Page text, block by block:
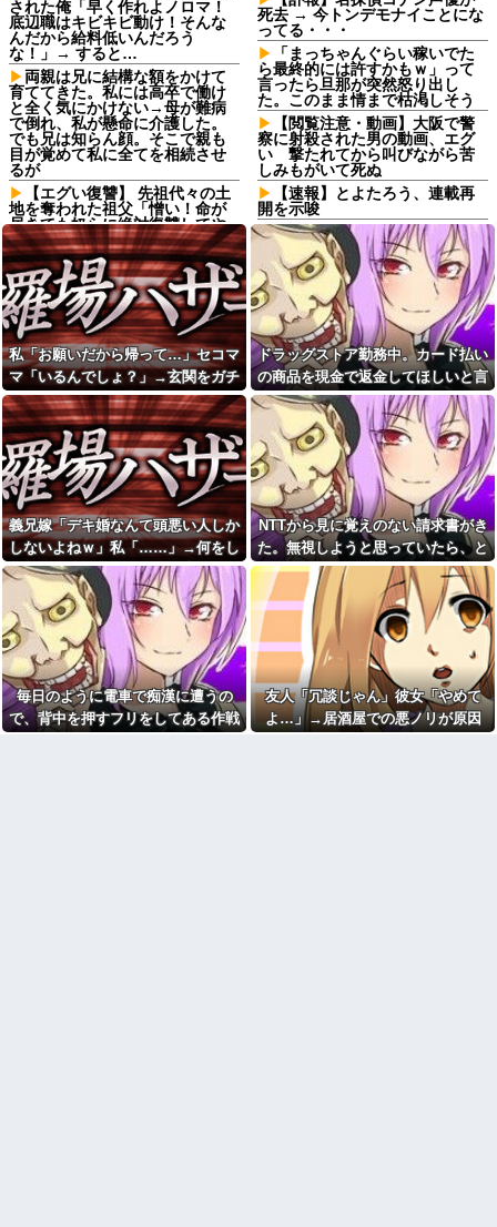
された俺「早く作れよノロマ！
底辺職はキビキビ動け！そんな
んだから給料低いんだろう
な！」→ すると…
両親は兄に結構な額をかけて
育ててきた。私には高卒で働け
と全く気にかけない→母が難病
で倒れ、私が懸命に介護した。
でも兄は知らん顔。そこで親も
目が覚めて私に全てを相続させ
るが
【エグい復讐】 先祖代々の土
地を奪われた祖父「憎い！命が
尽きても奴らに絶対復讐してや
る！！」→祖父が亡くなりその
土地に焼肉屋が建ったが、不幸
が次々おこり…
子供達のリクエストでシーフ
ードカレーを作り子供達とハフ
ハフしていたら帰宅した夫がキ
レるキレる。夫「俺がシーフー
ド嫌いなの知っているだろう...
ドラッグストア勤務中。カー
ド払いの商品を現金で返金して
ほしいと言い張る女性客。断っ
ても引き下がらず、その後まさ
かの展開に…
未成年の女の子が何故ネット
で知り合ったオッサンに安々と
騙されて会ってしまうか疑問だ
った
親の借金のカタに17歳でもぐ
りの消費者金融社長の愛人にな
った。その後25歳で1000万円を
渡されマンションへ移された直
後、社長が…
アルバイトの教育で悩んで
る。その人はマニュアルを暗記
して機械のように繰り返すロボ
ットタイプ
Aママ「この辺に住んでるの？
旦那さんってお医者さん？」私
「違いますけど…」→住所を知
られたことから面倒なことに…
死去 → 今トンデモナイことにな
ってる・・・
「まっちゃんぐらい稼いでた
ら最終的には許すかもｗ」って
言ったら旦那が突然怒り出し
た。このまま情まで枯渇しそう
【閲覧注意・動画】大阪で警
察に射殺された男の動画、エグ
い 撃たれてから叫びながら苦
しみもがいて死ぬ
【速報】とよたろう、連載再
開を示唆
「強いおっさんキャラ（年齢
40～50代）」はよくいるけど
「強いおばさん」はいない…他
最近、友人から距離を取られ
てる理由が判明。不倫がバレて
た。
住宅街を歩いていたら小１女
児に泣きながら抱きつかれた。
鍵っ子のピンチに付き添い30
分…無事にお母さんが現れる
も、後から襲ってきた「不審者
扱いの恐怖」←親切心が裏目に
出るかもしれない世の中怖すぎ
る
【速報】専門家「イオンモー
ル熊本の爆心地に”こんなも
の”があったんだけど…」
家購入に「ダメダメ！」と猛
反対するトメに「あなたの家じ
ゃありません」と言い放った結
果→激怒したトメが自ら〇〇を
口にして最高の展開へｗｗｗｗ
ｗｗ
６畳１間のアパートで、隣に
住む専門学生の部屋が余りにう
るさくて警察を呼んで注意をし
に行ったら…
【衝撃】「え、これカバー曲
だったの！？」って知って驚い
た曲あげてけ
私「お願いだから帰って…」セコマ
マ「いるんでしょ？」→玄関をガチ
ャガチャされ、警察を呼ぶ事態にな
って…
ドラッグストア勤務中。カード払い
の商品を現金で返金してほしいと言
い張る女性客。断っても引き下がら
ず、その後まさかの展開に…
義兄嫁「デキ婚なんて頭悪い人しか
しないよねｗ」私「……」→何をし
ても嫌味を言われ続けた末に…
NTTから見に覚えのない請求書がき
た。無視しようと思っていたら、と
んでもない事実が判明して…
毎日のように電車で痴漢に遭うの
で、背中を押すフリをしてある作戦
友人「冗談じゃん」彼女「やめて
よ…」→居酒屋での悪ノリが原因